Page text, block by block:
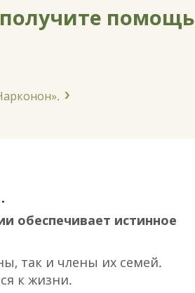
помощь
обеспечивает истинное
так и члены их семей.
к жизни.